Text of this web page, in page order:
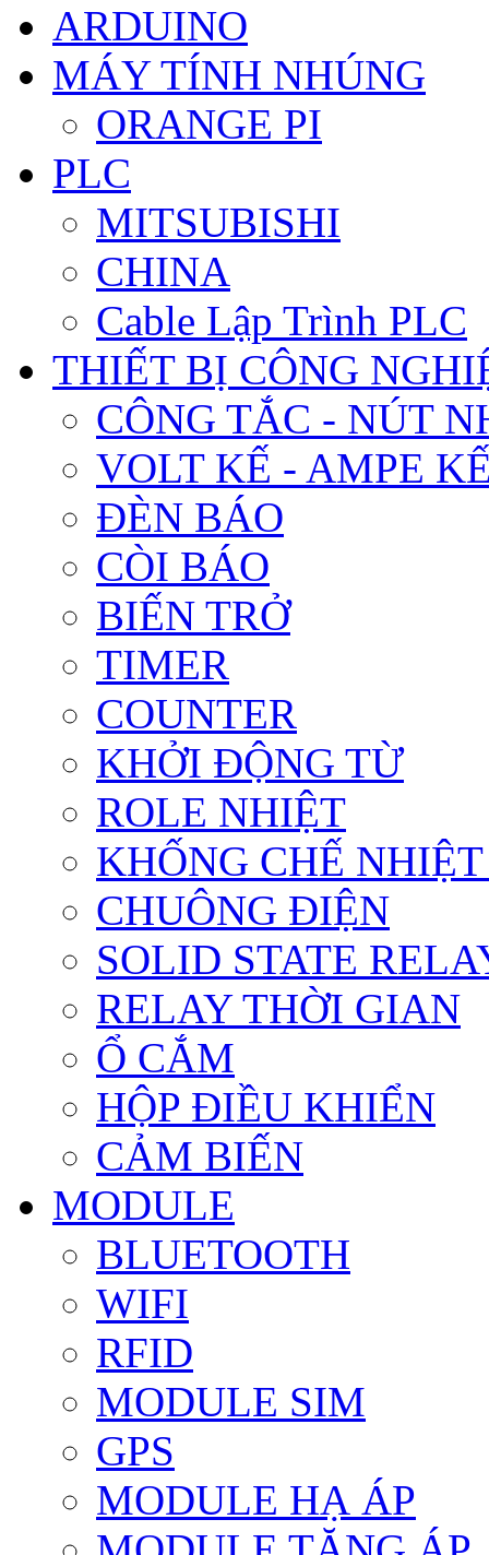
ARDUINO
MÁY TÍNH NHÚNG
ORANGE PI
PLC
MITSUBISHI
CHINA
Cable Lập Trình PLC
THIẾT BỊ CÔNG
CÔNG TẮC - NÚT
VOLT KẾ - AMPE
ĐÈN BÁO
CÒI BÁO
BIẾN TRỞ
TIMER
COUNTER
KHỞI ĐỘNG TỪ
ROLE NHIỆT
KHỐNG CHẾ
CHUÔNG ĐIỆN
SOLID STATE
RELAY THỜI GIAN
Ổ CẮM
HỘP ĐIỀU KHIỂN
CẢM BIẾN
MODULE
BLUETOOTH
WIFI
RFID
MODULE SIM
GPS
MODULE HẠ ÁP